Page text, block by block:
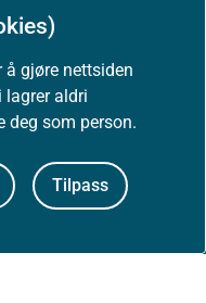
gjøre nettsiden
lagrer aldri
deg som person.
Tilpass